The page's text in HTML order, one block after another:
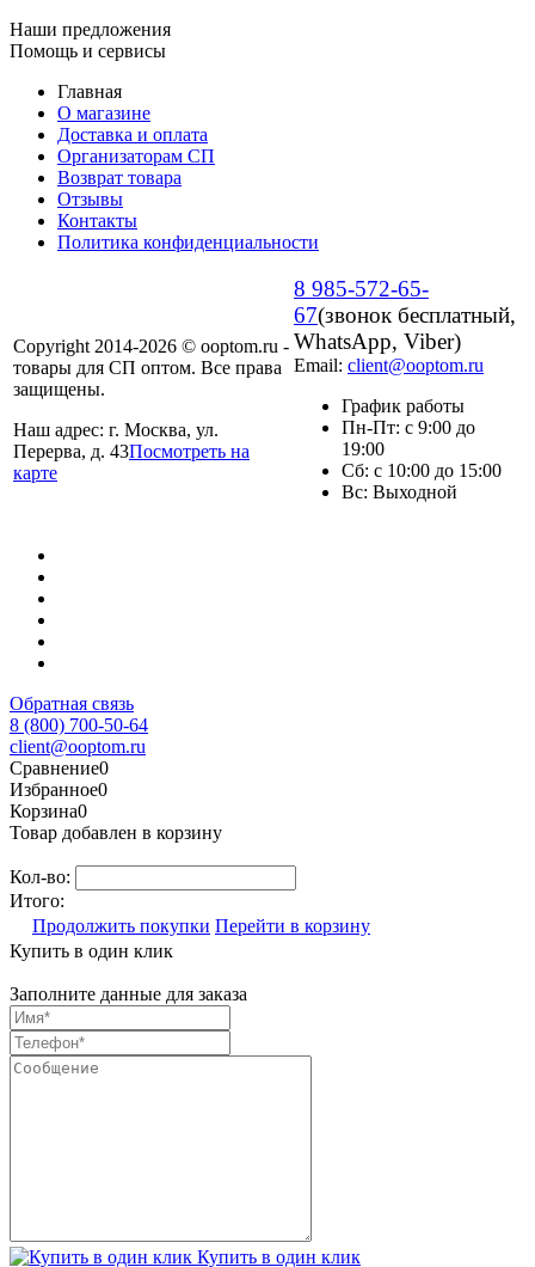
Наши предложения
Помощь и сервисы
Главная
О магазине
Доставка и оплата
Организаторам СП
Возврат товара
Отзывы
Контакты
Политика конфиденциальности
Copyright 2014-2026 © ooptom.ru -
товары для СП оптом. Все права
защищены.
Наш адрес: г. Москва, ул.
Перерва, д. 43Посмотреть на
карте
8 985-572-65-
67(звонок бесплатный,
WhatsApp, Viber)
Email: client@ooptom.ru
График работы
Пн-Пт: с 9:00 до
19:00
Сб: с 10:00 до 15:00
Вс: Выходной
Обратная связь
8 (800) 700-50-64
client@ooptom.ru
Сравнение0
Избранное0
Корзина0
Товар добавлен в корзину
Кол-во:
Итого:
Продолжить покупки Перейти в корзину
Купить в один клик
Заполните данные для заказа
Купить в один клик